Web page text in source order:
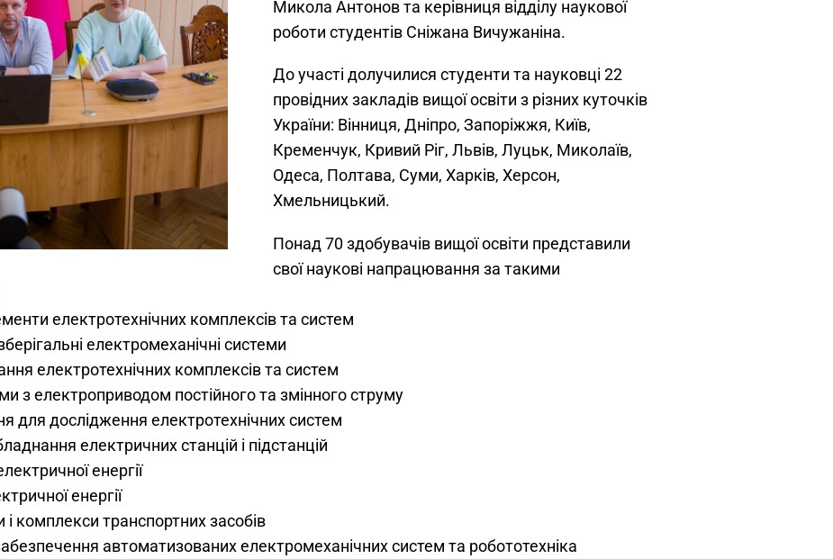
Микола Антонов та керівниця відділу наукової
роботи студентів Сніжана Вичужаніна.
До участі долучилися студенти та науковці 22
провідних закладів вищої освіти з різних куточків
України: Вінниця, Дніпро, Запоріжжя, Київ,
Кременчук, Кривий Ріг, Львів, Луцьк, Миколаїв,
Одеса, Полтава, Суми, Харків, Херсон,
Хмельницький.
Понад 70 здобувачів вищої освіти представили
свої наукові напрацювання за такими
електротехнічних комплексів та систем
електромеханічні системи
електротехнічних комплексів та систем
з електроприводом постійного та змінного струму
для дослідження електротехнічних систем
електричних станцій і підстанцій
енергії
енергії
і комплекси транспортних засобів
автоматизованих електромеханічних систем та робототехніка